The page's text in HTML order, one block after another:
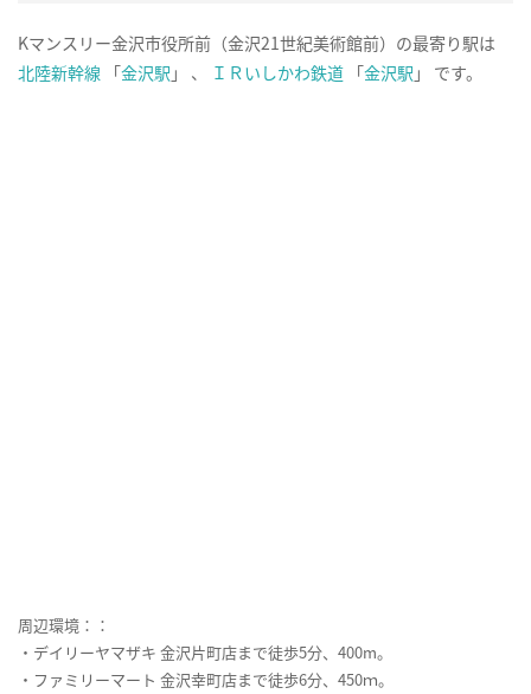
Kマンスリー金沢市役所前（金沢21世紀美術館前）の最寄り駅は
北陸新幹線 「金沢駅 」 、 ＩＲいしかわ鉄道 「金沢駅 」 です。
周辺環境：：
・デイリーヤマザキ 金沢片町店まで徒歩5分、400m。
・ファミリーマート 金沢幸町店まで徒歩6分、450ｍ。